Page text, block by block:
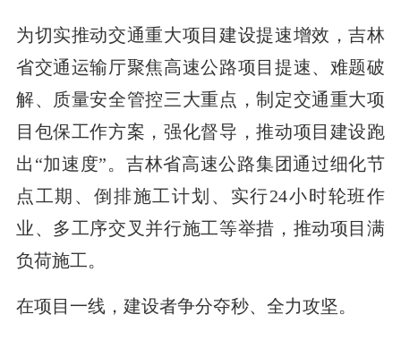
为切实推动交通重大项目建设提速增效，吉林
省交通运输厅聚焦高速公路项目提速、难题破
解、质量安全管控三大重点，制定交通重大项
目包保工作方案，强化督导，推动项目建设跑
出“加速度”。吉林省高速公路集团通过细化节
点工期、倒排施工计划、实行24小时轮班作
业、多工序交叉并行施工等举措，推动项目满
负荷施工。
在项目一线，建设者争分夺秒、全力攻坚。